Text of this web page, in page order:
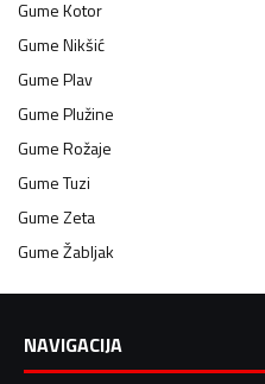
GumeKotor
GumeNikšić
GumePlav
GumePlužine
GumeRožaje
GumeTuzi
GumeZeta
GumeŽabljak
NAVIGACIJA